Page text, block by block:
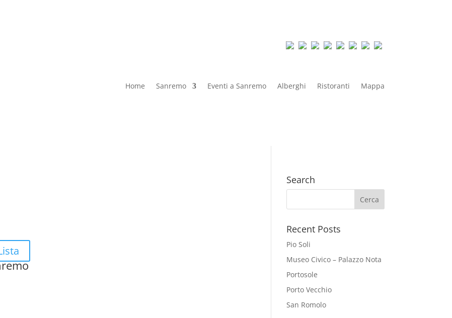
Home Sanremo Eventi a Sanremo Alberghi Ristoranti Mappa
Search
Recent Posts
Pio Soli
Museo Civico – Palazzo Nota
Portosole
Porto Vecchio
San Romolo